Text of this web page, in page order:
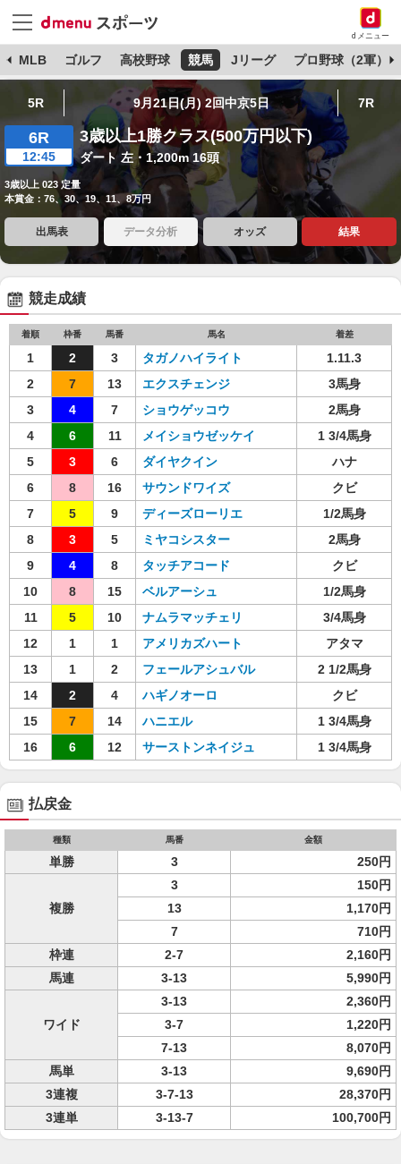
dメニュー
MLB ゴルフ 高校野球 競馬 Jリーグ プロ野球（2軍）
5R 9月21日(月) 2回中京5日 7R
6R
12:45
3歳以上1勝クラス(500万円以下)
ダート 左・1,200m 16頭
3歳以上 023 定量
本賞金：76、30、19、11、8万円
出馬表 データ分析 オッズ 結果
競走成績
着順 枠番 馬番 馬名 着差
1 2 3 タガノハイライト
1.11.3
2
7 13 エクスチェンジ
3馬身
3
4 7 ショウゲッコウ
2馬身
4
6 11 メイショウゼッケイ
1 3/4馬身
5
3 6 ダイヤクイン
ハナ
6
8 16 サウンドワイズ
クビ
7
5 9 ディーズローリエ
1/2馬身
8
3 5 ミヤコシスター
2馬身
9
4 8 タッチアコード
クビ
10
8 15 ベルアーシュ
1/2馬身
11
5 10 ナムラマッチェリ
3/4馬身
12
1 1 アメリカズハート
アタマ
13
1 2 フェールアシュバル
2 1/2馬身
14
2 4 ハギノオーロ
クビ
15
7 14 ハニエル
1 3/4馬身
16
6 12 サーストンネイジュ 1 3/4馬身
払戻金
種類 馬番 金額
単勝 3 250円
複勝
3
150円
13
1,170円
7
710円
枠連
2-7
2,160円
馬連
3-13 5,990円
ワイド
3-13
2,360円
3-7
1,220円
7-13
8,070円
馬単
3-13
9,690円
3連複
3-7-13
28,370円
3連単
3-13-7 100,700円